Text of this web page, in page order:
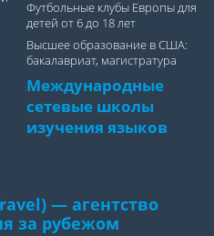
Футбольные клубы Европы для
детей от 6 до 18 лет
Высшее образование в США:
бакалавриат, магистратура
Международные
сетевые школы
изучения языков
— агентство
за рубежом